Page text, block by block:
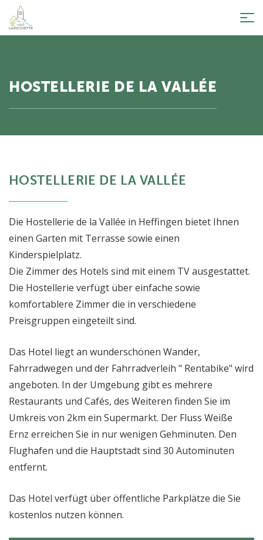
HOSTELLERIE DE LA VALLÉE
HOSTELLERIE DE LA VALLÉE
Die Hostellerie de la Vallée in Heffingen bietet Ihnen
einen Garten mit Terrasse sowie einen
Kinderspielplatz.
Die Zimmer des Hotels sind mit einem TV ausgestattet.
Die Hostellerie verfügt über einfache sowie
komfortablere Zimmer die in verschiedene
Preisgruppen eingeteilt sind.
Das Hotel liegt an wunderschönen Wander,
Fahrradwegen und der Fahrradverleih " Rentabike" wird
angeboten. In der Umgebung gibt es mehrere
Restaurants und Cafés, des Weiteren finden Sie im
Umkreis von 2km ein Supermarkt. Der Fluss Weiße
Ernz erreichen Sie in nur wenigen Gehminuten. Den
Flughafen und die Hauptstadt sind 30 Autominuten
entfernt.
Das Hotel verfügt über öffentliche Parkplätze die Sie
kostenlos nutzen können.